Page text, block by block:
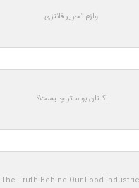
لوازم تحریر فانتزی
اکـتان بوسـتر چـیست؟
The Truth Behind Our Food